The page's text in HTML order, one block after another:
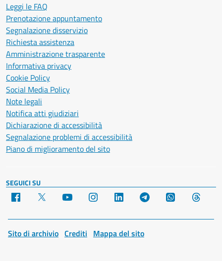
Leggi le FAQ
Prenotazione appuntamento
Segnalazione disservizio
Richiesta assistenza
Amministrazione trasparente
Informativa privacy
Cookie Policy
Social Media Policy
Note legali
Notifica atti giudiziari
Dichiarazione di accessibilità
Segnalazione problemi di accessibilità
Piano di miglioramento del sito
SEGUICI SU
Facebook YouTube Instagram LinkedIn Telegram WhatsApp
Sito di archivio Crediti Mappa del sito